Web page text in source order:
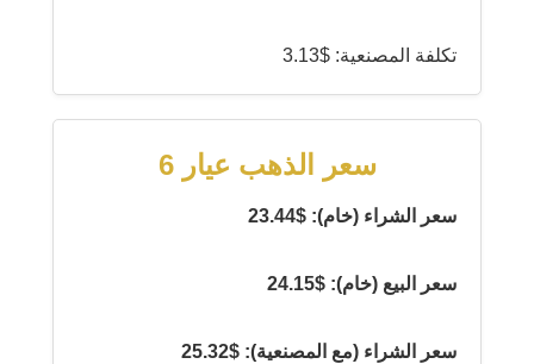
تكلفة المصنعية: $3.13
سعر الذهب عيار 6
سعر الشراء (خام): $23.44
سعر البيع (خام): $24.15
سعر الشراء (مع المصنعية): $25.32